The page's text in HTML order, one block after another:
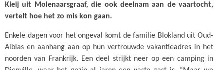
Kleij uit Molenaarsgraaf, die ook deelnam aan de vaartocht,
vertelt hoe het zo mis kon gaan.
Enkele dagen voor het ongeval komt de familie Blokland uit Oud-
Alblas en aanhang aan op hun vertrouwde vakantieadres in het
noorden van Frankrijk. Een deel strijkt neer op een camping in